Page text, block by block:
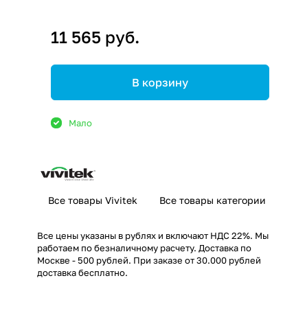
11 565 руб.
В корзину
Мало
Все товары Vivitek Все товары категории
Все цены указаны в рублях и включают НДС 22%. Мы
работаем по безналичному расчету. Доставка по
Москве - 500 рублей. При заказе от 30.000 рублей
доставка бесплатно.